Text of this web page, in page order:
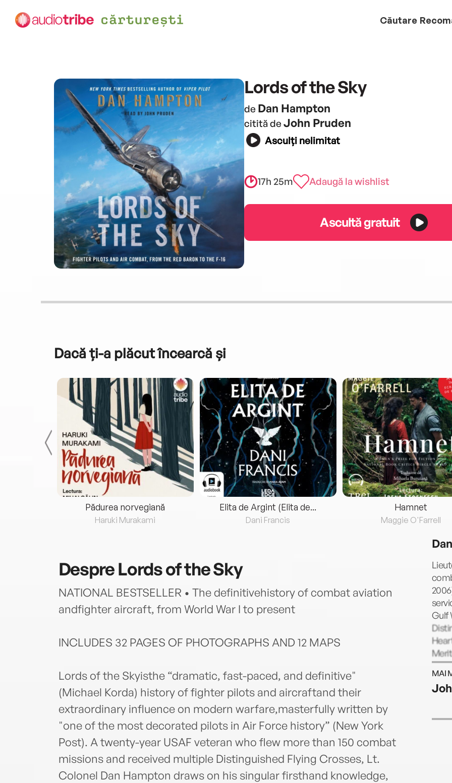
Căutare
Lords of the Sky
de Dan Hampton
citită de John Pruden
Asculți nelimitat
17h 25m Adaugă la wishlist
Ascultă gratuit
Dacă ți-a plăcut încearcă și
Pădurea norvegiană
Haruki Murakami
Elita de Argint (Elita de...
Dani Francis
Hamnet
Maggie O'Farrell
DespreLords of the Sky
NATIONAL BESTSELLER • The definitivehistory of combat aviation
andfighter aircraft, from World War I to present
INCLUDES 32 PAGES OF PHOTOGRAPHS AND 12 MAPS
Lords of the Skyisthe “dramatic, fast-paced, and definitive"
(Michael Korda) history of fighter pilots and aircraftand their
extraordinary influence on modern warfare,masterfully written by
"one of the most decorated pilots in Air Force history” (New York
Post). A twenty-year USAF veteran who flew more than 150 combat
missions and received multiple Distinguished Flying Crosses, Lt.
Colonel Dan Hampton draws on his singular firsthand knowledge,
Gulf
and
MAI